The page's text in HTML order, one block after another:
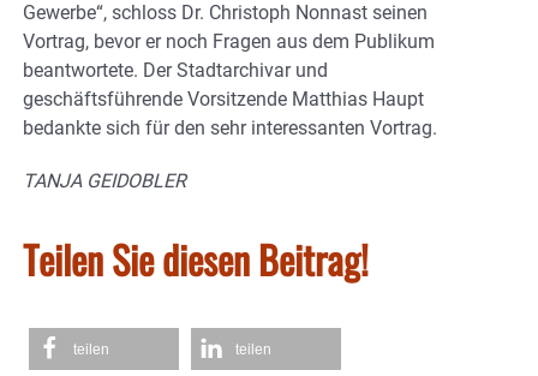
Gewerbe“, schloss Dr. Christoph Nonnast seinen
Vortrag, bevor er noch Fragen aus dem Publikum
beantwortete. Der Stadtarchivar und
geschäftsführende Vorsitzende Matthias Haupt
bedankte sich für den sehr interessanten Vortrag.
TANJA GEIDOBLER
Teilen Sie diesen Beitrag!
teilen teilen